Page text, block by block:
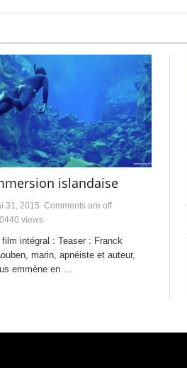
islandaise
31, 2015 Comments are off
views
film intégral : Teaser : Franck
marin, apnéiste et auteur,
emmène en ...